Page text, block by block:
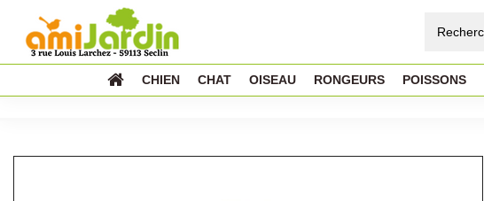
CHIEN CHAT OISEAU RONGEURS POISSONS